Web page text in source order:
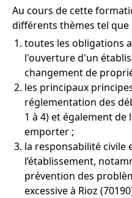
Au cours de cette
différents thèmes tel que
toutes les obligations
l'ouverture d'un
changement de
les principaux
réglementation des
1 à 4) et également de
emporter ;
la responsabilité civile
l’établissement,
prévention des
excessive à Rioz